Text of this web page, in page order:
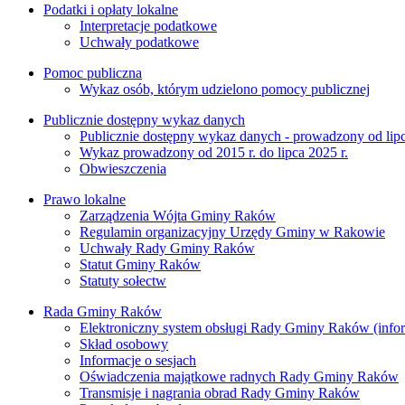
Podatki i opłaty lokalne
Interpretacje podatkowe
Uchwały podatkowe
Pomoc publiczna
Wykaz osób, którym udzielono pomocy publicznej
Publicznie dostępny wykaz danych
Publicznie dostępny wykaz danych - prowadzony od
Wykaz prowadzony od 2015 r. do lipca 2025 r.
Obwieszczenia
Prawo lokalne
Zarządzenia Wójta Gminy Raków
Regulamin organizacyjny Urzędy Gminy w Rakowie
Uchwały Rady Gminy Raków
Statut Gminy Raków
Statuty sołectw
Rada Gminy Raków
Elektroniczny system obsługi Rady Gminy Raków
Skład osobowy
Informacje o sesjach
Oświadczenia majątkowe radnych Rady Gminy Raków
Transmisje i nagrania obrad Rady Gminy Raków